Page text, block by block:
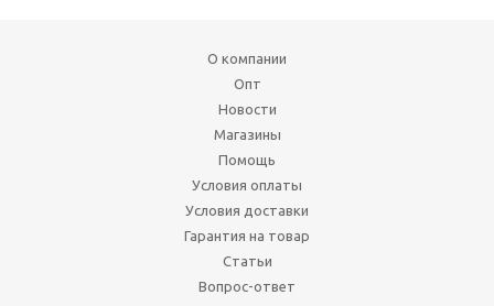
О компании
Опт
Новости
Магазины
Помощь
Условия оплаты
Условия доставки
Гарантия на товар
Статьи
Вопрос-ответ